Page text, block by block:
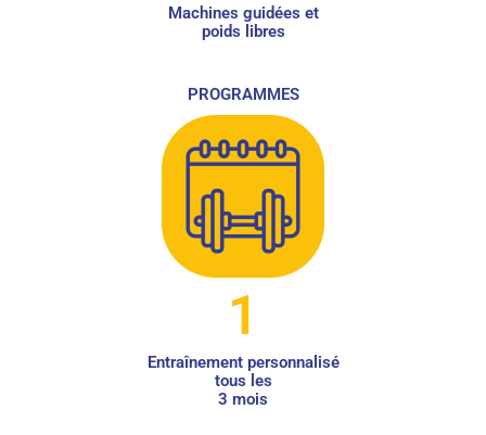
Machines guidées et
poids libres
PROGRAMMES
1
Entraînement personnalisé
tous les
3 mois